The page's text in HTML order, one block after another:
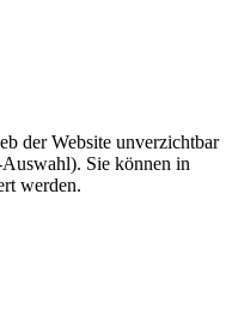
der Website unverzichtbar
Sie können in
werden.